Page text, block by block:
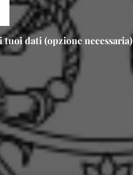
dati (opzione necessaria)